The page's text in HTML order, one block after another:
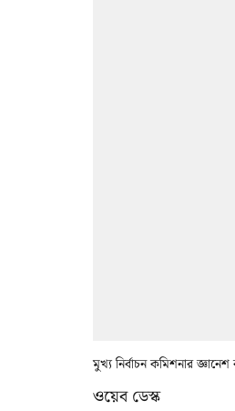
মুখ্য নির্বাচন কমিশনার
ওয়েব ডেস্ক